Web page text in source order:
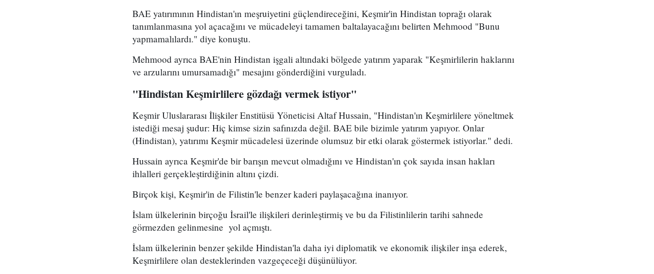
BAE yatırımının Hindistan'ın meşruiyetini güçlendireceğini, Keşmir'in Hindistan toprağı olarak
tanımlanmasına yol açacağını ve mücadeleyi tamamen baltalayacağını belirten Mehmood "Bunu
yapmamalılardı." diye konuştu.
Mehmood ayrıca BAE'nin Hindistan işgali altındaki bölgede yatırım yaparak "Keşmirlilerin haklarını
ve arzularını umursamadığı" mesajını gönderdiğini vurguladı.
"Hindistan Keşmirlilere gözdağı vermek istiyor"
Keşmir Uluslararası İlişkiler Enstitüsü Yöneticisi Altaf Hussain, "Hindistan'ın Keşmirlilere yöneltmek
istediği mesaj şudur: Hiç kimse sizin safınızda değil. BAE bile bizimle yatırım yapıyor. Onlar
(Hindistan), yatırımı Keşmir mücadelesi üzerinde olumsuz bir etki olarak göstermek istiyorlar." dedi.
Hussain ayrıca Keşmir'de bir barışın mevcut olmadığını ve Hindistan'ın çok sayıda insan hakları
ihlalleri gerçekleştirdiğinin altını çizdi.
Birçok kişi, Keşmir'in de Filistin'le benzer kaderi paylaşacağına inanıyor.
İslam ülkelerinin birçoğu İsrail'le ilişkileri derinleştirmiş ve bu da Filistinlilerin tarihi sahnede
görmezden gelinmesine yol açmıştı.
İslam ülkelerinin benzer şekilde Hindistan'la daha iyi diplomatik ve ekonomik ilişkiler inşa ederek,
Keşmirlilere olan desteklerinden vazgeçeceği düşünülüyor.